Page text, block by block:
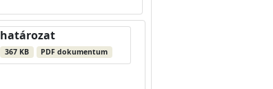
határozat
367 KB PDF dokumentum